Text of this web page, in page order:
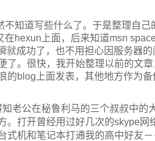
知道写些什么了。于是整理自
在hexun上面，后来知道msn
就成功了，也不用担心因服务器
了。很快，我开始整理以前的文
的blog上面发表，其他地方作为备
老公在秘鲁利马的三个叔叔中的
。打开曾经用过好几次的skype
式机和笔记本打通我的高中好友